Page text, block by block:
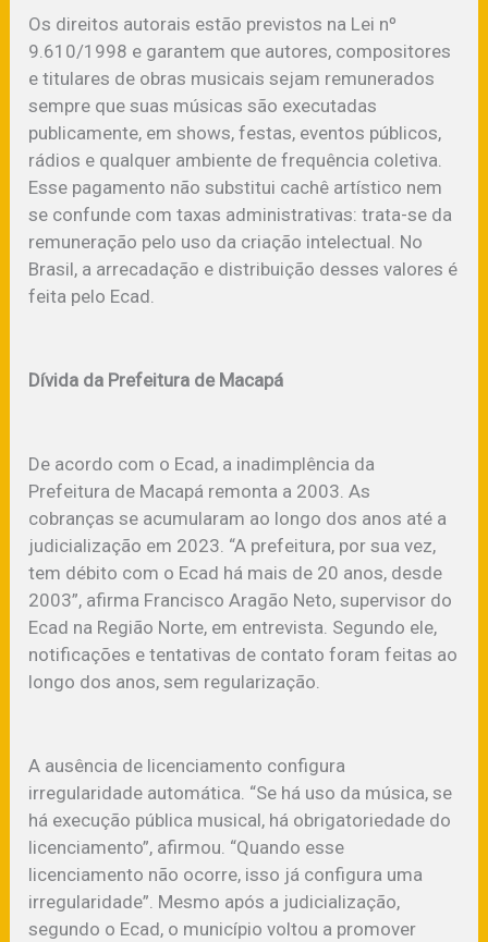
Os direitos autorais estão previstos na Lei nº
9.610/1998 e garantem que autores, compositores
e titulares de obras musicais sejam remunerados
sempre que suas músicas são executadas
publicamente, em shows, festas, eventos públicos,
rádios e qualquer ambiente de frequência coletiva.
Esse pagamento não substitui cachê artístico nem
se confunde com taxas administrativas: trata-se da
remuneração pelo uso da criação intelectual. No
Brasil, a arrecadação e distribuição desses valores é
feita pelo Ecad.
Dívida da Prefeitura de Macapá
De acordo com o Ecad, a inadimplência da
Prefeitura de Macapá remonta a 2003. As
cobranças se acumularam ao longo dos anos até a
judicialização em 2023. “A prefeitura, por sua vez,
tem débito com o Ecad há mais de 20 anos, desde
2003”, afirma Francisco Aragão Neto, supervisor do
Ecad na Região Norte, em entrevista. Segundo ele,
notificações e tentativas de contato foram feitas ao
longo dos anos, sem regularização.
A ausência de licenciamento configura
irregularidade automática. “Se há uso da música, se
há execução pública musical, há obrigatoriedade do
licenciamento”, afirmou. “Quando esse
licenciamento não ocorre, isso já configura uma
irregularidade”. Mesmo após a judicialização,
segundo o Ecad, o município voltou a promover